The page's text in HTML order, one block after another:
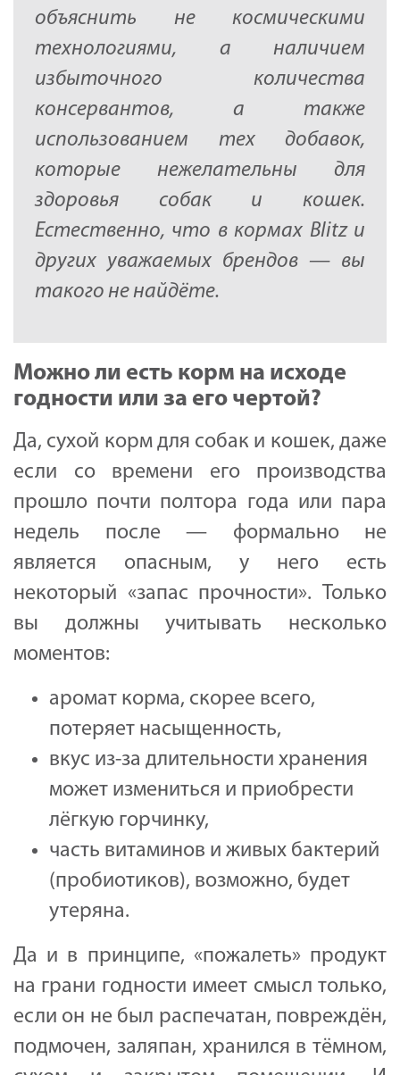
объяснить не космическими
технологиями, а наличием
избыточного количества
консервантов, а также
использованием тех добавок,
которые нежелательны для
здоровья собак и кошек.
Естественно, что в кормах Blitz и
других уважаемых брендов — вы
такого не найдёте.
Можно ли есть корм на исходе
годности или за его чертой?
Да, сухой корм для собак и кошек, даже
если со времени его производства
прошло почти полтора года или пара
недель после — формально не
является опасным, у него есть
некоторый «запас прочности». Только
вы должны учитывать несколько
моментов:
аромат корма, скорее всего,
потеряет насыщенность,
вкус из-за длительности хранения
может измениться и приобрести
лёгкую горчинку,
часть витаминов и живых бактерий
(пробиотиков), возможно, будет
утеряна.
Да и в принципе, «пожалеть» продукт
на грани годности имеет смысл только,
если он не был распечатан, повреждён,
подмочен, заляпан, хранился в тёмном,